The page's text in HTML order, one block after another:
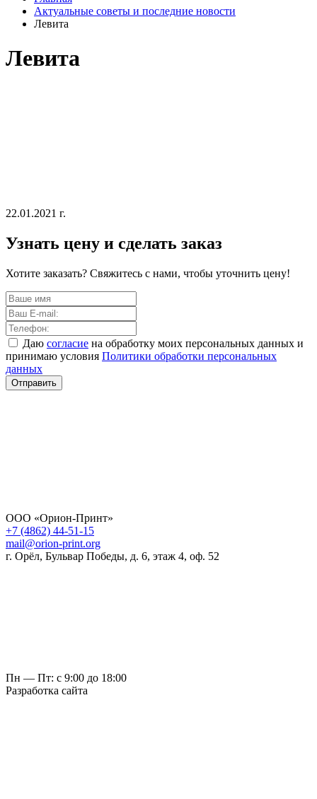
Актуальные советы и последние новости
Левита
Левита
22.01.2021 г.
Узнать цену и сделать заказ
Хотите заказать? Свяжитесь с нами, чтобы уточнить цену!
Даю согласие на обработку моих персональных данных и
принимаю условия Политики обработки персональных
данных
Отправить
ООО «Орион-Принт»
+7 (4862) 44-51-15
mail@orion-print.org
г. Орёл, Бульвар Победы, д. 6, этаж 4, оф. 52
Пн — Пт: с 9:00 до 18:00
Разработка сайта